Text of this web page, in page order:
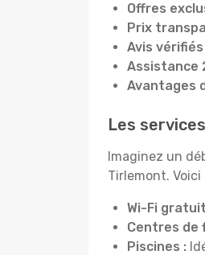
Offres
Prix
Avis vérifiés
Assistance
Avantages
Les
Imaginez un
Tirlemont.
Wi-Fi
Centres de
Piscines :